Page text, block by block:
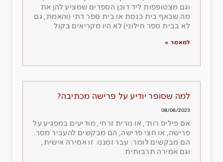
וגם מצטופפות ליד דוכן הספרים שמציע להן את
מה שבאף בית כנסת או בית ספר דתי (והאמת, גם
לא בבית ספר חילוני) לא היו מקריאים בקול
למאמר »
למה שסופר יודיע על פרישה מכתיבה?
08/06/2023
אם פיליפ רות׳, או נורית זרחי, מודיעים במפגיע על
פרישה, או חצי פרישה, הם מבקשים להעביר מסר.
הם מבקשים לומר: עבר זמננו. זו אמירה אישית,
וגם אמירה תרבותית